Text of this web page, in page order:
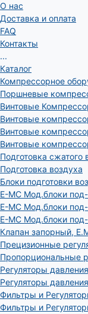
О нас
Доставка и оплата
FAQ
Контакты
...
Каталог
Компрессорное
Поршневые
Винтовые
Винтовые
Винтовые
Винтовые
Подготовка сжатого
Подготовка воздуха
Блоки подготовки
E-MC Мод.блоки
E-MC Мод.блоки
E-MC Мод.блоки
Клапан запорный,
Прецизионные
Пропорциональные
Регуляторы
Регуляторы
Фильтры и
Фильтры и